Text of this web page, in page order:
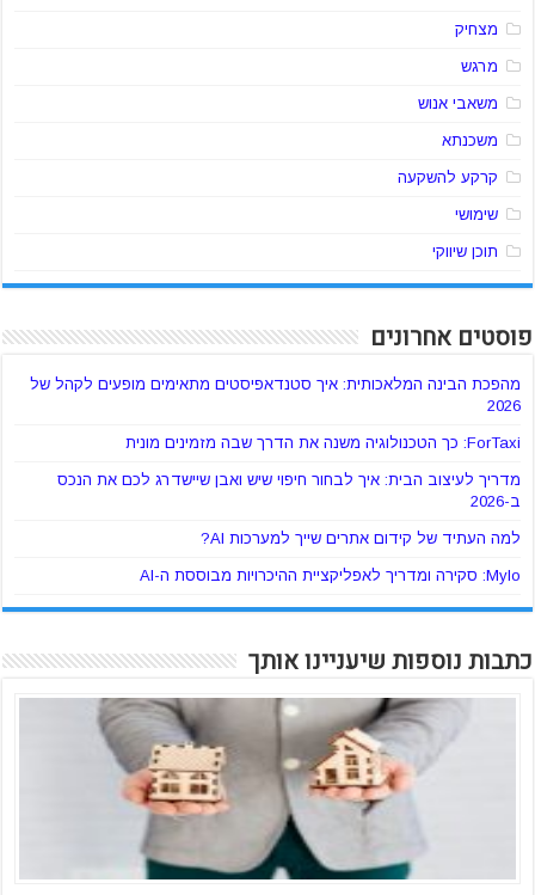
מצחיק
מרגש
משאבי אנוש
משכנתא
קרקע להשקעה
שימושי
תוכן שיווקי
פוסטים אחרונים
מהפכת הבינה המלאכותית: איך סטנדאפיסטים מתאימים מופעים לקהל של
2026
ForTaxi: כך הטכנולוגיה משנה את הדרך שבה מזמינים מונית
מדריך לעיצוב הבית: איך לבחור חיפוי שיש ואבן שיישדרג לכם את הנכס
ב-2026
למה העתיד של קידום אתרים שייך למערכות AI?
Mylo: סקירה ומדריך לאפליקציית ההיכרויות מבוססת ה-AI
כתבות נוספות שיעניינו אותך